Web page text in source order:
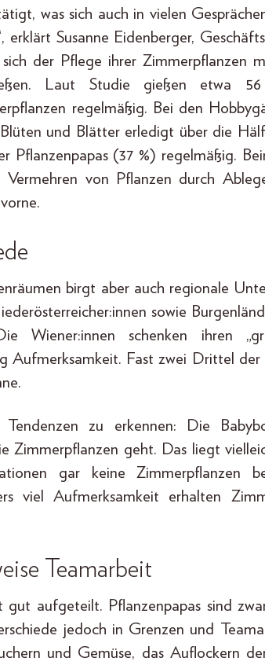
was sich auch in vielen
erklärt Susanne Eidenberger,
sich der Pflege ihrer Zimmerpflanzen
Laut Studie gießen etwa
regelmäßig. Bei den
und Blätter erledigt über die
Pflanzenpapas (37 %) regelmäßig.
von Pflanzen durch
birgt aber auch regionale
sowie
Wiener:innen schenken ihren
Aufmerksamkeit. Fast zwei Drittel
zu erkennen: Die
Zimmerpflanzen geht. Das liegt
gar keine Zimmerpflanzen
viel Aufmerksamkeit erhalten
Teamarbeit
aufgeteilt. Pflanzenpapas sind
jedoch in Grenzen und
und Gemüse, das Auflockern